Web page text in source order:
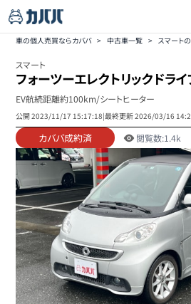
車の個人売買ならカババ > 中古車一覧 > スマート
スマート
フォーツーエレクトリックドラ
EV航続距離約100km/シートヒーター
公開2023/11/17 15:17:18|最終更新2026/03/16
カババ成約済 閲覧数:1.4k